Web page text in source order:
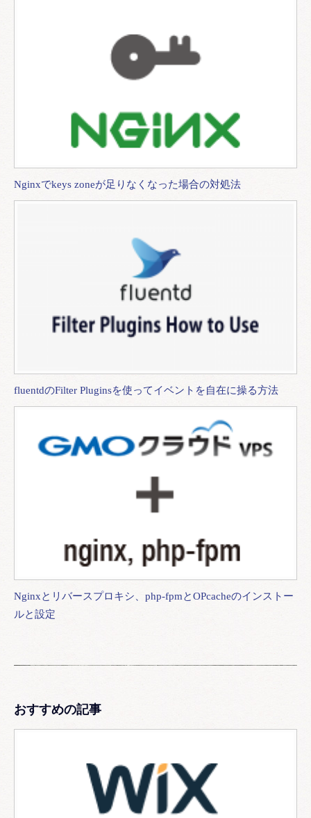
Nginxでkeys zoneが足りなくなった場合の対処法
fluentdのFilter Pluginsを使ってイベントを自在に操る方法
Nginxとリバースプロキシ、php-fpmとOPcacheのインストー
ルと設定
おすすめの記事